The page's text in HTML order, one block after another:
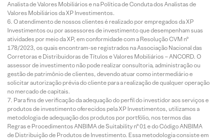
Analista de Valores Mobiliários e na Política de Conduta dos Analistas de
Valores Mobiliários da XP Investimentos.
O atendimento de nossos clientes é realizado por empregados da XP
Investimentos ou por assessores de investimento que desempenham suas
atividades por meio da XP, em conformidade com a Resolução CVM nº
178/2023, os quais encontram-se registrados na Associação Nacional das
Corretoras e Distribuidoras de Títulos e Valores Mobiliários – ANCORD. O
assessor de investimento não pode realizar consultoria, administração ou
gestão de patrimônio de clientes, devendo atuar como intermediário e
solicitar autorização prévia do cliente para a realização de qualquer operação
no mercado de capitais.
Para fins de verificação da adequação do perfil do investidor aos serviços e
produtos de investimento oferecidos pela XP Investimentos, utilizamos a
metodologia de adequação dos produtos por portfólio, nos termos das
Regras e Procedimentos ANBIMA de Suitability nº 01 e do Código ANBIMA
de Distribuição de Produtos de Investimento. Essa metodologia consiste em